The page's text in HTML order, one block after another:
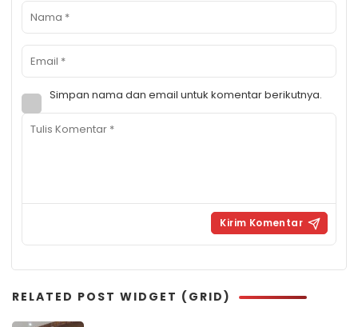
Simpan nama dan email untuk komentar berikutnya.
RELATED POST WIDGET (GRID)